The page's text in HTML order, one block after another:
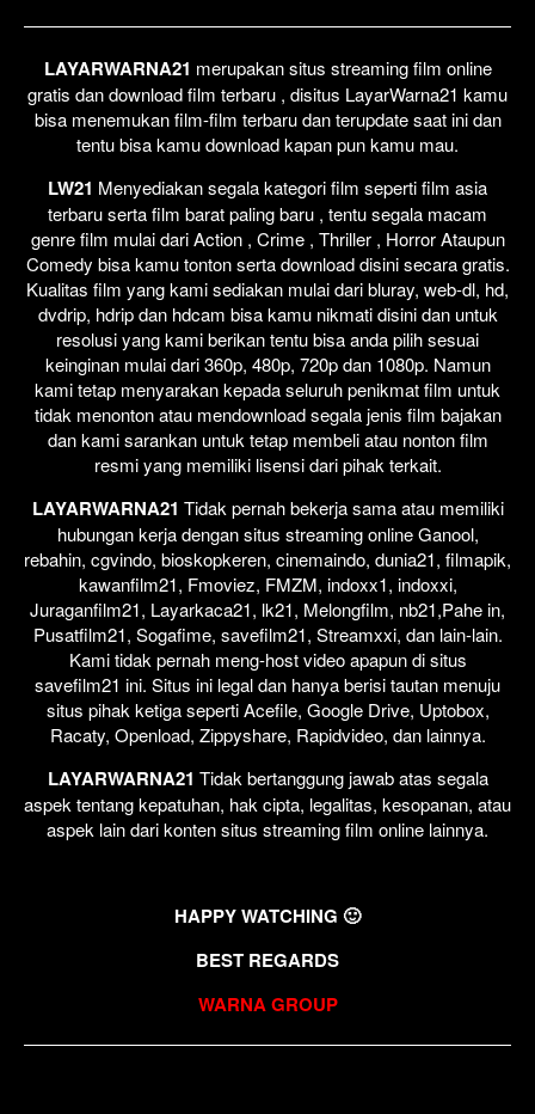
LAYARWARNA21 merupakan situs streaming film online
gratis dan download film terbaru , disitus LayarWarna21 kamu
bisa menemukan film-film terbaru dan terupdate saat ini dan
tentu bisa kamu download kapan pun kamu mau.
LW21 Menyediakan segala kategori film seperti film asia
terbaru serta film barat paling baru , tentu segala macam
genre film mulai dari Action , Crime , Thriller , Horror Ataupun
Comedy bisa kamu tonton serta download disini secara gratis.
Kualitas film yang kami sediakan mulai dari bluray, web-dl, hd,
dvdrip, hdrip dan hdcam bisa kamu nikmati disini dan untuk
resolusi yang kami berikan tentu bisa anda pilih sesuai
keinginan mulai dari 360p, 480p, 720p dan 1080p. Namun
kami tetap menyarakan kepada seluruh penikmat film untuk
tidak menonton atau mendownload segala jenis film bajakan
dan kami sarankan untuk tetap membeli atau nonton film
resmi yang memiliki lisensi dari pihak terkait.
LAYARWARNA21 Tidak pernah bekerja sama atau memiliki
hubungan kerja dengan situs streaming online Ganool,
rebahin, cgvindo, bioskopkeren, cinemaindo, dunia21, filmapik,
kawanfilm21, Fmoviez, FMZM, indoxx1, indoxxi,
Juraganfilm21, Layarkaca21, lk21, Melongfilm, nb21,Pahe in,
Pusatfilm21, Sogafime, savefilm21, Streamxxi, dan lain-lain.
Kami tidak pernah meng-host video apapun di situs
savefilm21 ini. Situs ini legal dan hanya berisi tautan menuju
situs pihak ketiga seperti Acefile, Google Drive, Uptobox,
Racaty, Openload, Zippyshare, Rapidvideo, dan lainnya.
LAYARWARNA21 Tidak bertanggung jawab atas segala
aspek tentang kepatuhan, hak cipta, legalitas, kesopanan, atau
aspek lain dari konten situs streaming film online lainnya.
HAPPY WATCHING 🙂
BEST REGARDS
WARNA GROUP